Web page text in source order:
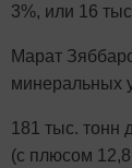
3%, или 16
Марат
минеральных
181 тыс. тонн
(с плюсом 12,8